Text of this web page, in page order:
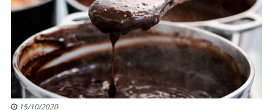
15/10/2020